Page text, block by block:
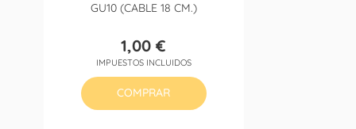
GU10 (CABLE 18 CM.)
Precio
1,00 €
IMPUESTOS INCLUIDOS
COMPRAR